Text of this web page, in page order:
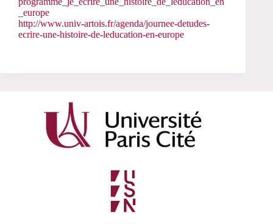
_europe
http://www.univ-artois.fr/agenda/journee-detudes-
ecrire-une-histoire-de-leducation-en-europe